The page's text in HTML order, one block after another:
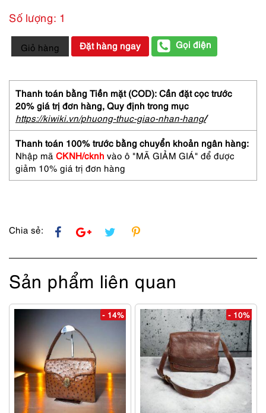
Số lượng: 1
5425-
Túi
tay-
BALLY
Tan
leather
handbag-
Đã
sử
dụng/Khá
mới
Giỏ hàng Đặt hàng ngay Gọi điện
Thanh toán bằng Tiền mặt (COD): Cần đặt cọc trước
20% giá trị đơn hàng, Quy định trong mục
https://kiwiki.vn/phuong-thuc-giao-nhan-hang/
Thanh toán 100% trước bằng chuyển khoản ngân hàng:
Nhập mã CKNH/cknh vào ô "MÃ GIẢM GIÁ" để được
giảm 10% giá trị đơn hàng
Chia sẻ:
Sản phẩm liên quan
- 14% - 10%